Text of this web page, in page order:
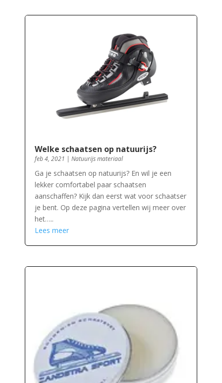
Welke schaatsen op natuurijs?
feb 4, 2021 | Natuurijs materiaal
Ga je schaatsen op natuurijs? En wil je een
lekker comfortabel paar schaatsen
aanschaffen? Kijk dan eerst wat voor schaatser
je bent. Op deze pagina vertellen wij meer over
het…..
Lees meer